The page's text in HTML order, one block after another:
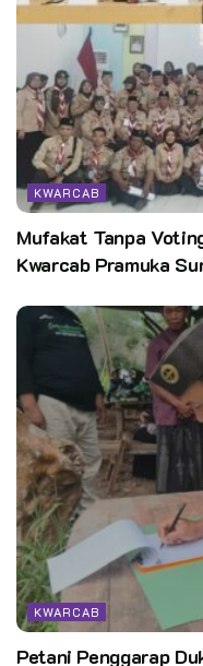
KWARCAB
Mufakat Tanpa
Kwarcab Pramuka
KWARCAB
Petani Penggarap